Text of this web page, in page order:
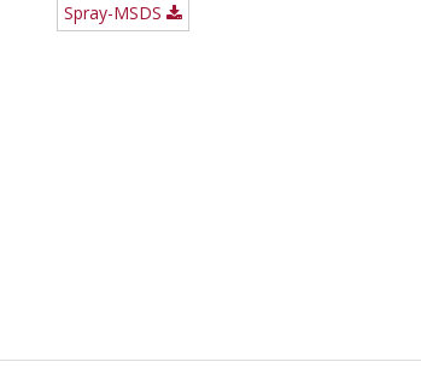
Spray-MSDS